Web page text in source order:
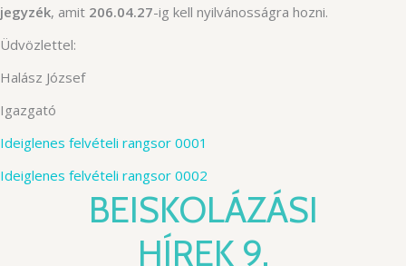
jegyzék, amit 206.04.27-ig kell nyilvánosságra hozni.
Üdvözlettel:
Halász József
Igazgató
Ideiglenes felvételi rangsor 0001
Ideiglenes felvételi rangsor 0002
BEISKOLÁZÁSI
HÍREK 9.